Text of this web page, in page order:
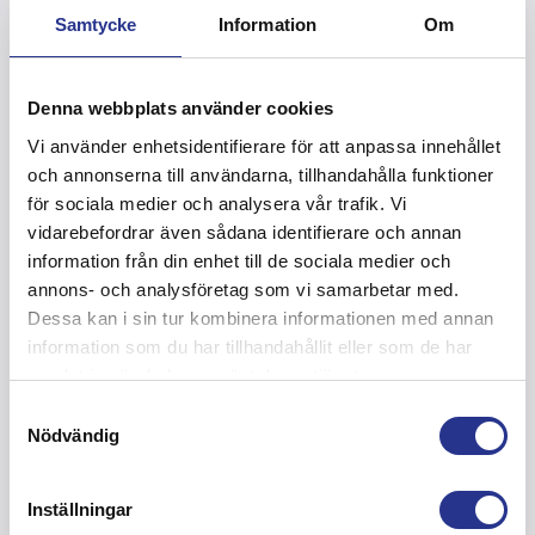
Samtycke Information Om
Denna webbplats använder cookies
Vi använder enhetsidentifierare för att anpassa innehållet
och annonserna till användarna, tillhandahålla funktioner
för sociala medier och analysera vår trafik. Vi
vidarebefordrar även sådana identifierare och annan
information från din enhet till de sociala medier och
annons- och analysföretag som vi samarbetar med.
Dessa kan i sin tur kombinera informationen med annan
information som du har tillhandahållit eller som de har
samlat in när du har använt deras tjänster.
Nödvändig
Inställningar
kommer att hålla länge.
r ditt examensarbetete godkänt och klart?
– Ja, jag blev helt klar med examensarbetet och det är
godkänt nu.
Är du kvar på Allblästring eller är praktiken klar nu?
–Jag var kvar på Allblästring under hela min praktikperiod
som tog slut i slutet av maj.
Vad gör du nu när du är klar med skolan?